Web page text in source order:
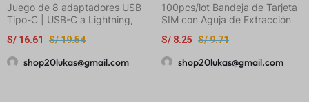
Juego de 8 adaptadores USB
Tipo-C | USB-C a Lightning,
Adaptadores USB-C macho a
USB 3.0 hembra para carga
rápida y transferencia de
S/19.54
S/ 16.61
shop20lukas@gmail.com
100pcs/lot Bandeja de Tarjeta
SIM con Aguja de Extracción
Universales para iPhone 12,
Samsung y HUAWEI
S/9.71
S/ 8.25
shop20lukas@gmail.com